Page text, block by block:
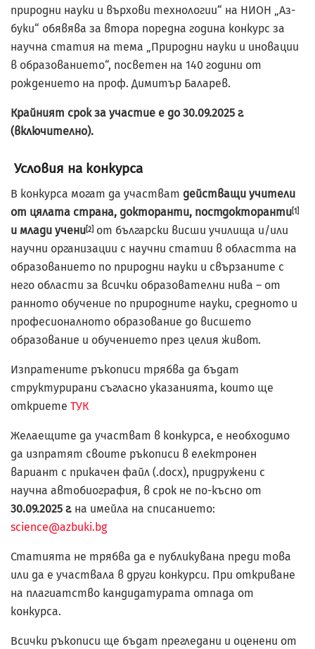
природни науки и върхови технологии“ на НИОН „Аз-
буки“ обявява за втора поредна година конкурс за
научна статия на тема „Природни науки и иновации
в образованието“, посветен на 140 години от
рождението на проф. Димитър Баларев.
Крайният срок за участие е до 30.09.2025 г.
(включително).
Условия на конкурса
В конкурса могат да участват действащи учители
от цялата страна, докторанти, постдокторанти[1]
и млади учени[2] от български висши училища и/или
научни организации с научни статии в областта на
образованието по природни науки и свързаните с
него области за всички образователни нива – от
ранното обучение по природните науки, средното и
професионалното образование до висшето
образование и обучението през целия живот.
Изпратените ръкописи трябва да бъдат
структурирани съгласно указанията, които ще
откриете ТУК
Желаещите да участват в конкурса, е необходимо
да изпратят своите ръкописи в електронен
вариант с прикачен файл (.docx), придружени с
научна автобиография, в срок не по-късно от
30.09.2025 г. на имейла на списанието:
science@azbuki.bg
Статията не трябва да е публикувана преди това
или да е участвала в други конкурси. При откриване
на плагиатство кандидатурата отпада от
конкурса.
Всички ръкописи ще бъдат прегледани и оценени от